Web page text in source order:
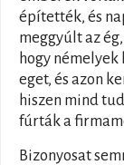
építették, és
meggyúlt az
hogy
eget, és azon
hiszen mind
fúrták a
Bizonyosat